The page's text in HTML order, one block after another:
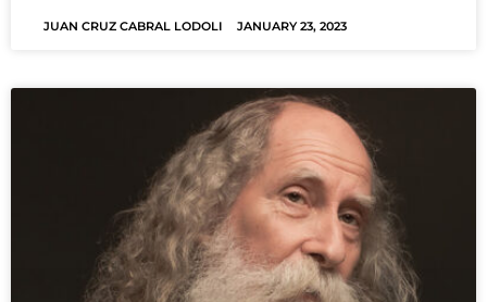
JUAN CRUZ CABRAL LODOLI JANUARY 23, 2023